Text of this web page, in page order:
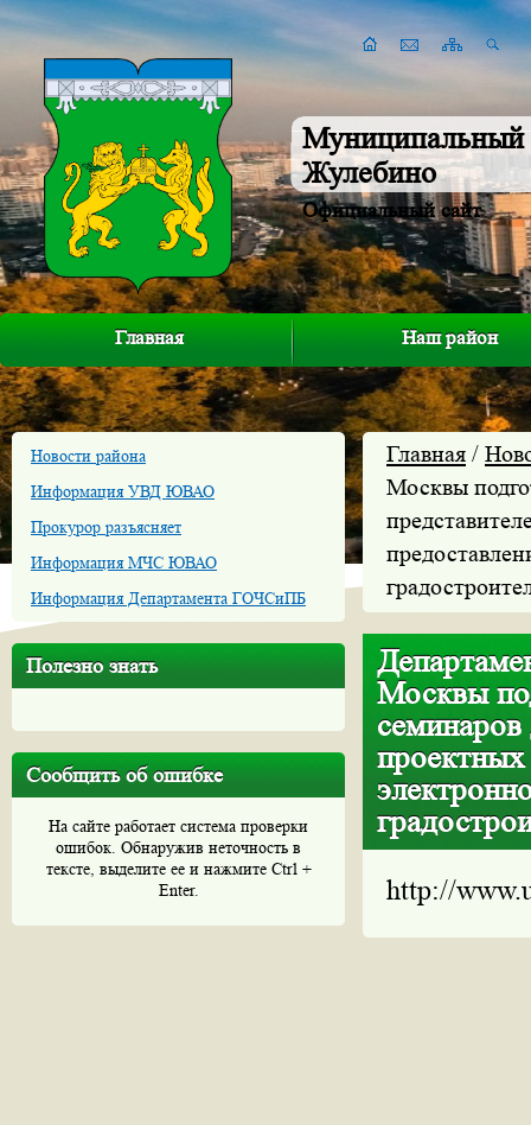
Муниципальный
Жулебино
Официальный сайт
Главная Наш район
Новости района
Информация УВД ЮВАО
Прокурор разъясняет
Информация МЧС ЮВАО
Информация Департамента ГОЧСиПБ
Полезно знать
Сообщить об ошибке
На сайте работает система проверки
ошибок. Обнаружив неточность в
тексте, выделите ее и нажмите Ctrl +
Enter.
Главная /
Москвы
Москвы
семинаров
http://